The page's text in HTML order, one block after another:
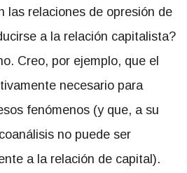
las relaciones de opresión de
a la relación capitalista?
Creo, por ejemplo, que el
necesario para
fenómenos (y que, a su
no puede ser
a la relación de capital).